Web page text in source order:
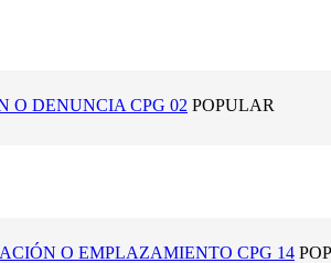
O DENUNCIA CPG 02 POPULAR
O EMPLAZAMIENTO CPG 14